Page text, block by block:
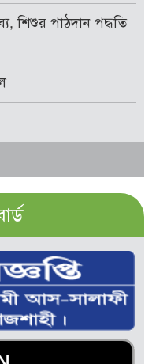
শিশুর পাঠদান পদ্ধতি